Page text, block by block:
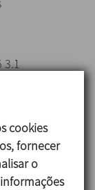
3.1
on-line
cookies
fornecer
o